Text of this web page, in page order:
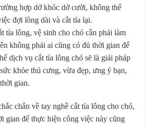
hợp dở khóc dở cười, không thể
đợi lông dài và cắt tỉa lại.
tỉa lông, vệ sinh cho chó cần phải làm
không phải ai cũng có đủ thời gian để
dịch vụ cắt tỉa lông chó sẽ là giải pháp
khỏe thú cưng, vừa đẹp, ưng ý bạn,
gian.
chắn về tay nghề cắt tỉa lông cho chó,
gian để thực hiện công việc này cũng